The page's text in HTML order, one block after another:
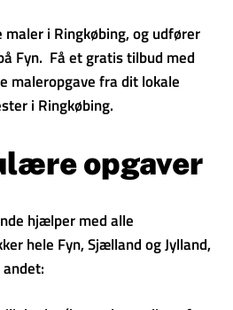
maler i Ringkøbing, og udfører
Fyn. Få et gratis tilbud med
maleropgave fra dit lokale
i Ringkøbing.
opgaver
hjælper med alle
hele Fyn, Sjælland og Jylland,